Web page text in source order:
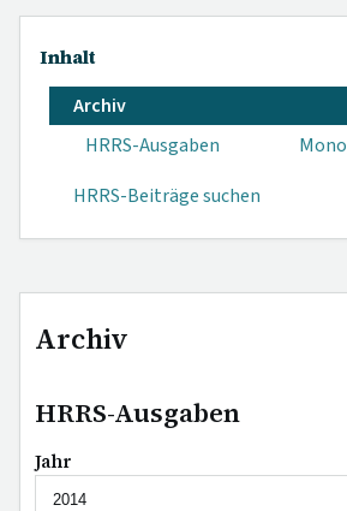
Inhalt
Archiv
HRRS-Ausgaben
HRRS-Beiträge suchen
Archiv
HRRS-Ausgaben
Jahr